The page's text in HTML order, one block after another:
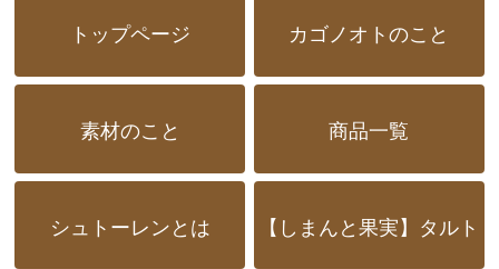
トップページ カゴノオトのこと
素材のこと 商品一覧
シュトーレンとは 【しまんと果実】タルト